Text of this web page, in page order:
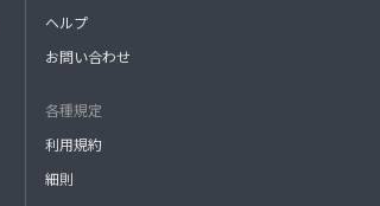
ヘルプ
お問い合わせ
各種規定
利用規約
細則